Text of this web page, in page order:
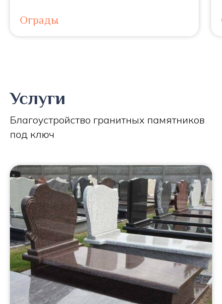
Ограды
Услуги
Благоустройство гранитных памятников
под ключ